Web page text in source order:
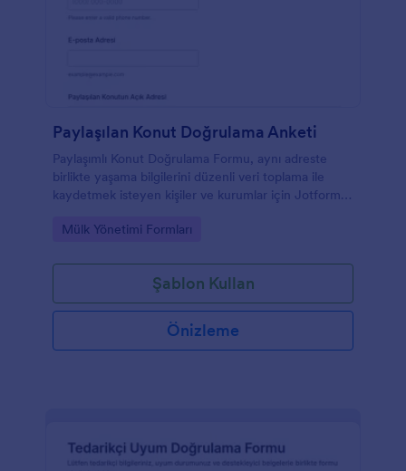
Paylaşılan Konut Doğrulama Anketi
Paylaşımlı Konut Doğrulama Formu, aynı adreste
birlikte yaşama bilgilerini düzenli veri toplama ile
kaydetmek isteyen kişiler ve kurumlar için Jotform
sunar.
Go to Category:
Mülk Yönetimi Formları
Şablon Kullan
Önizleme